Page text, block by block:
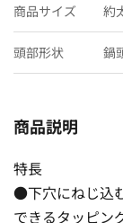
商品サイズ 約
頭部形状 鍋
商品説明
特長
●下穴にねじ込
できるタッピン